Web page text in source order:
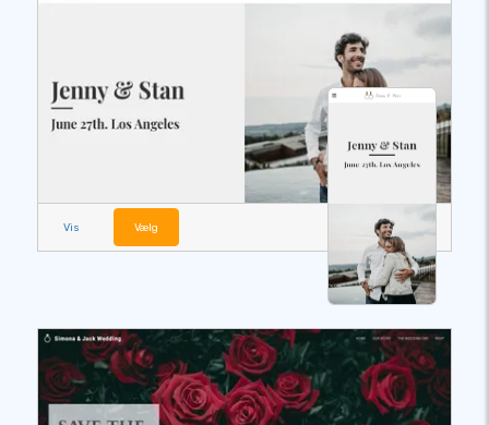
Vis Vælg